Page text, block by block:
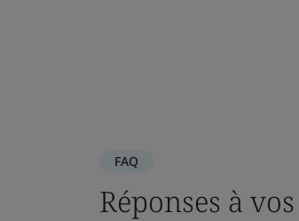
FAQ
Réponses à